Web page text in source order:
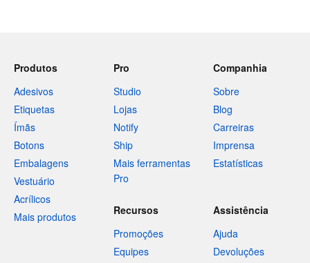
Produtos
Adesivos
Etiquetas
Ímãs
Botons
Embalagens
Vestuário
Acrílicos
Mais produtos
Pro
Studio
Lojas
Notify
Ship
Mais ferramentas
Pro
Companhia
Sobre
Blog
Carreiras
Imprensa
Estatísticas
Recursos
Promoções
Equipes
Assistência
Ajuda
Devoluções